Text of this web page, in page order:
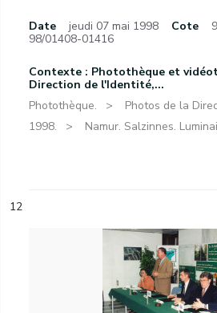
Date jeudi 07 mai 1998 Cote
98/01408-01416
Contexte : Photothèque et
Direction de l'Identité,...
Photothèque.
Photos de la
1998.
Namur. Salzinnes.
12